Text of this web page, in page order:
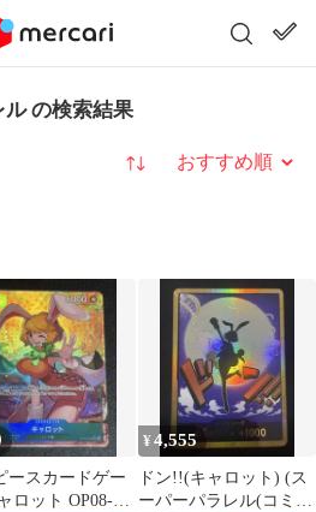
の検索結果
並び替え
ースカードゲー
ロット OP08-
¥4,555
ドン!!(キャロット) (ス
ーパーパラレル(コミパ